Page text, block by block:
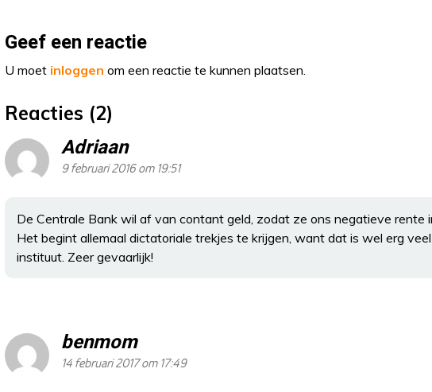
Geef een reactie
U moet inloggen om een reactie te kunnen plaatsen.
Reacties (2)
Adriaan
9 februari 2016 om 19:51
De Centrale Bank wil af van contant geld, zodat ze ons negatieve rente
Het begint allemaal dictatoriale trekjes te krijgen, want dat is wel erg
instituut. Zeer gevaarlijk!
benmom
14 februari 2017 om 17:49